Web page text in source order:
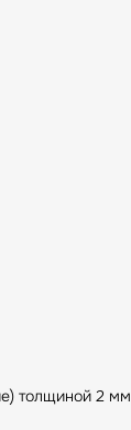
толщиной 2 мм